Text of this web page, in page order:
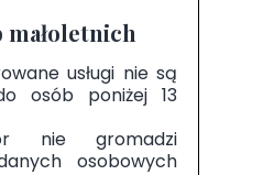
małoletnich
usługi nie są
osób poniżej 13
nie gromadzi
osobowych